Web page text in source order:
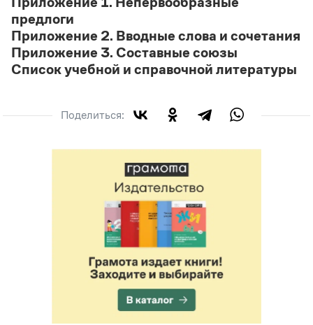
Статьи
Монологи
Интервью
Лекции и подкасты
Рекомендуем
Учебник Грамоты
Правила русского языка: от азов до тонкостей
Интерактивные упражнения: от простого к сложному
Издательство
Учебники и справочники
предлоги
Приложение 2. Вводные слова и сочетания
Приложение 3. Составные союзы
Список учебной и справочной литературы
Поделиться: